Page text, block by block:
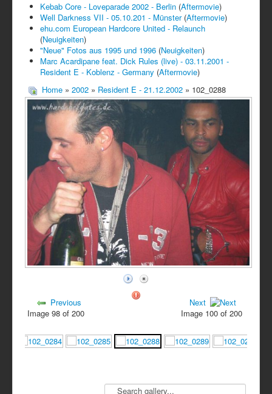
Kebab Core - Loveparade 2002 - Berlin (Aftermovie)
Well Darkness VII - 05.10.201 - Münster (Aftermovie)
ehu.com European Hardcore United - Relaunch
(Neuigkeiten)
"Neue" Fotos aus 1995 und 1996 (Neuigkeiten)
Marc Acardipane feat. Dick Rules (live) - 03.11.2001 -
Resident E - Koblenz - Germany (Aftermovie)
Home » 2002 » Resident E - 21.12.2002 » 102_0288
Previous
Image 98 of 200
Next
Image 100 of 200